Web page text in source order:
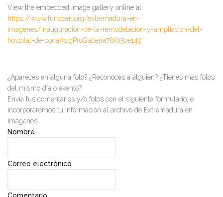
View the embedded image gallery online at:
https://www.fundceri.org/extremadura-en-
imagenes/inauguracion-de-la-remodelacion-y-ampliacion-del-
hospital-de-coria#sigProGalleria76f05ce149
¿Apareces en alguna foto? ¿Reconoces a alguien? ¿Tienes más fotos
del mismo día o evento?
Envía tus comentarios y/o fotos con el siguiente formulario, e
incorporaremos tu información al archivo de Extremadura en
Imágenes
Nombre
Correo electrónico